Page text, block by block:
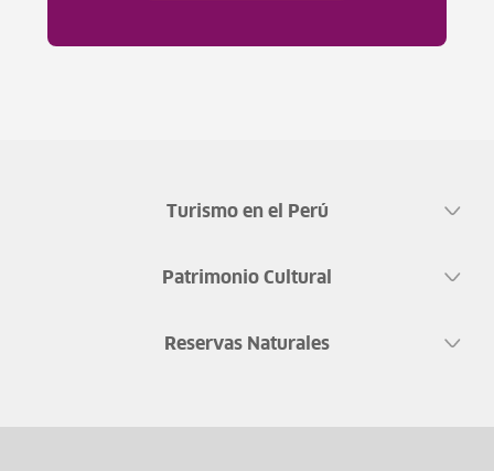
Turismo en el Perú
Patrimonio Cultural
Reservas Naturales